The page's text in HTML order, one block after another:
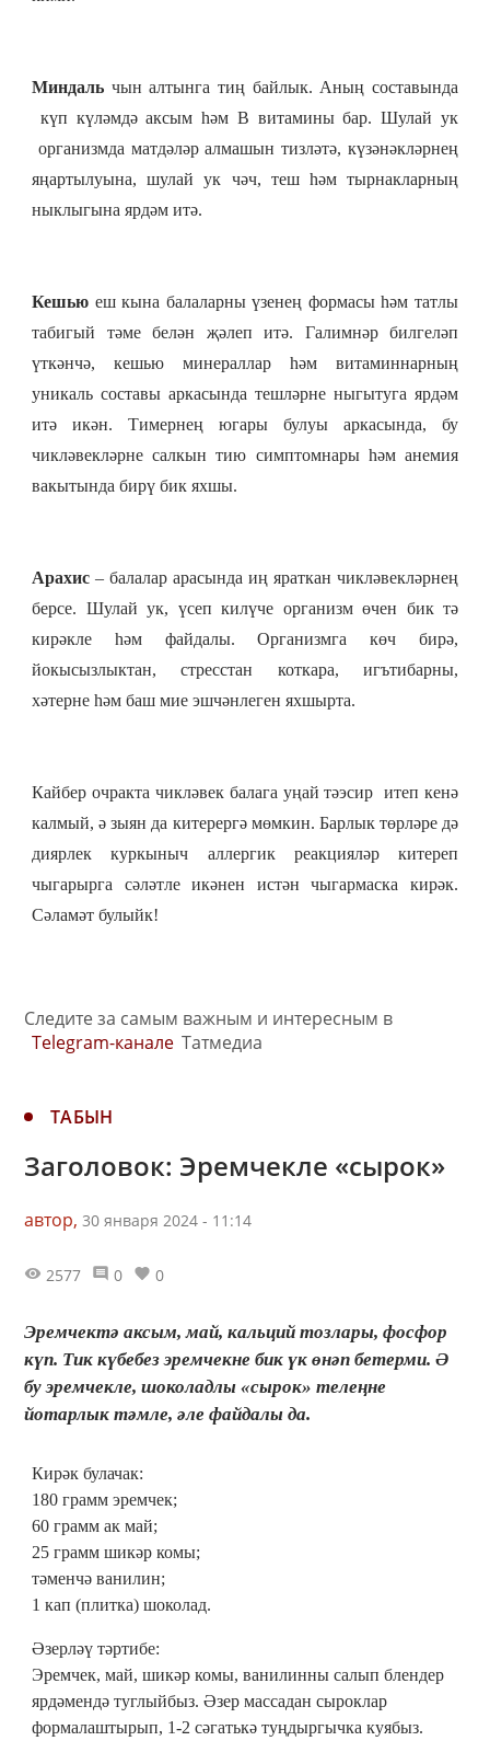
Миндаль чын алтынга тиң байлык. Аның составында
күп күләмдә аксым һәм В витамины бар. Шулай ук
организмда матдәләр алмашын тизләтә, күзәнәкләрнең
яңартылуына, шулай ук чәч, теш һәм тырнакларның
ныклыгына ярдәм итә.
Кешью еш кына балаларны үзенең формасы һәм татлы
табигый тәме белән җәлеп итә. Галимнәр билгеләп
үткәнчә, кешью минераллар һәм витаминнарның
уникаль составы аркасында тешләрне ныгытуга ярдәм
итә икән. Тимернең югары булуы аркасында, бу
чикләвекләрне салкын тию симптомнары һәм анемия
вакытында бирү бик яхшы.
Арахис – балалар арасында иң яраткан чикләвекләрнең
берсе. Шулай ук, үсеп килүче организм өчен бик тә
кирәкле һәм файдалы. Организмга көч бирә,
йокысызлыктан, стресстан коткара, игътибарны,
хәтерне һәм баш мие эшчәнлеген яхшырта.
Кайбер очракта чикләвек балага уңай тәэсир итеп кенә
калмый, ә зыян да китерергә мөмкин. Барлык төрләре дә
диярлек куркыныч аллергик реакцияләр китереп
чыгарырга сәләтле икәнен истән чыгармаска кирәк.
Сәламәт булыйк!
Следите за самым важным и интересным в
Telegram-канале Татмедиа
ТАБЫН
Заголовок: Эремчекле «сырок»
автор, 30 января 2024 - 11:14
2577 0 0
Эремчектә аксым, май, кальций тозлары, фосфор
күп. Тик күбебез эремчекне бик үк өнәп бетерми. Ә
бу эремчекле, шоколадлы «сырок» телеңне
йотарлык тәмле, әле файдалы да.
Кирәк булачак:
180 грамм эремчек;
60 грамм ак май;
25 грамм шикәр комы;
тәменчә ванилин;
1 кап (плитка) шоколад.
Әзерләү тәртибе:
Эремчек, май, шикәр комы, ванилинны салып блендер
ярдәмендә туглыйбыз. Әзер массадан сыроклар
формалаштырып, 1-2 сәгатькә туңдыргычка куябыз.